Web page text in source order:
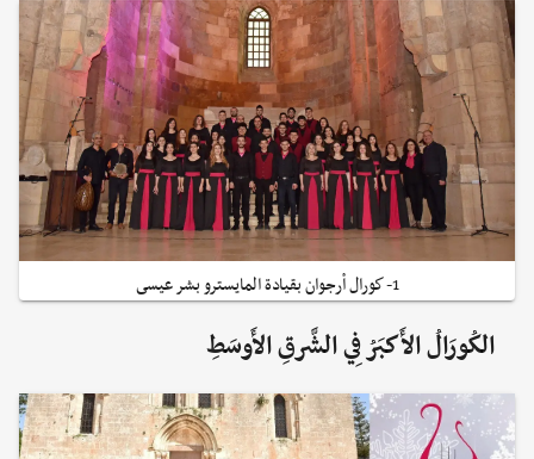
1- كورال أرجوان بقيادة المايسترو بشر عيسى
الكُورَالُ الأَكبَرُ فِي الشَّرقِ الأَوسَطِ